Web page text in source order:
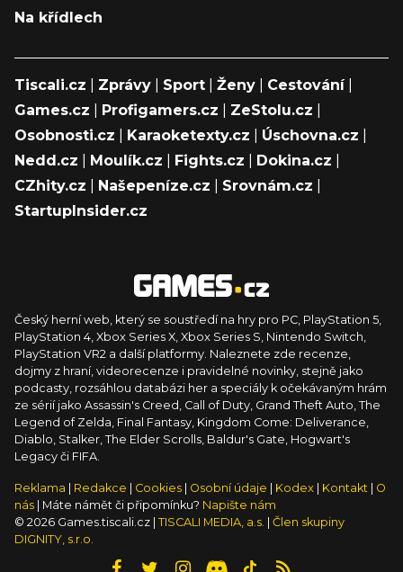
Na křídlech
Tiscali.cz Zprávy Sport Ženy Cestování|
Games.cz
Profigamers.cz ZeStolu.cz
Osobnosti.cz
Karaoketexty.cz Úschovna.cz
Nedd.cz
Moulík.cz Fights.cz Dokina.cz
CZhity.cz
Našepeníze.cz Srovnám.cz
StartupInsider.cz
Český herní web, který se soustředí na hry pro PC, PlayStation 5,
PlayStation 4, Xbox Series X, Xbox Series S, Nintendo Switch,
PlayStation VR2 a další platformy. Naleznete zde recenze,
dojmy z hraní, videorecenze i pravidelné novinky, stejně jako
podcasty, rozsáhlou databázi her a speciály k očekávaným hrám
ze sérií jako Assassin's Creed, Call of Duty, Grand Theft Auto, The
Legend of Zelda, Final Fantasy, Kingdom Come: Deliverance,
Diablo, Stalker, The Elder Scrolls, Baldur's Gate, Hogwart's
Legacy či FIFA.
Reklama Redakce Cookies Osobní údaje Kodex Kontakt
O
nás
| Máte námět či připomínku? Napište nám
© 2026 Games.tiscali.cz | TISCALI MEDIA, a.s.
Člen skupiny
DIGNITY, s.r.o.